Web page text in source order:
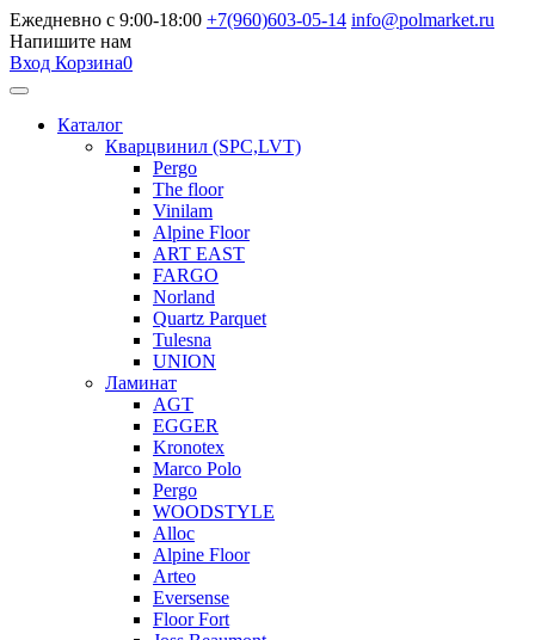
Ежедневно с 9:00-18:00 +7(960)603-05-14 info@polmarket.ru
Напишите нам
Вход Корзина0
Каталог
Кварцвинил (SPC,LVT)
Pergo
The floor
Vinilam
Alpine Floor
ART EAST
FARGO
Norland
Quartz Parquet
Tulesna
UNION
Ламинат
AGT
EGGER
Kronotex
Marco Polo
Pergo
WOODSTYLE
Alloc
Alpine Floor
Arteo
Eversense
Floor Fort